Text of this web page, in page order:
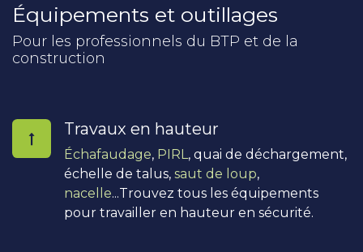
Équipements et outillages
Pour les professionnels du BTP et de la
construction
Travaux en hauteur
Échafaudage, PIRL , quai de déchargement,
échelle de talus, saut de loup,
nacelle...Trouvez tous les équipements
pour travailler en hauteur en sécurité.